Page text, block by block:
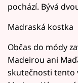
pochází. Bývá
Madraská kostka
Občas do módy
Madeirou ani
skutečnosti tento